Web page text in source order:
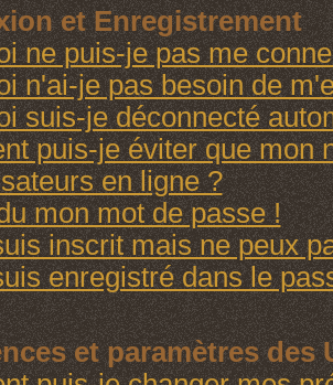
et Enregistrement
ne puis-je pas me
n'ai-je pas besoin de
suis-je déconnecté
puis-je éviter que mon
en ligne ?
mon mot de passe !
inscrit mais ne peux
enregistré dans le
et paramètres des